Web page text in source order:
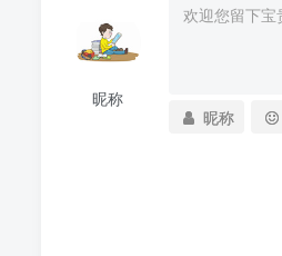
昵称
昵称